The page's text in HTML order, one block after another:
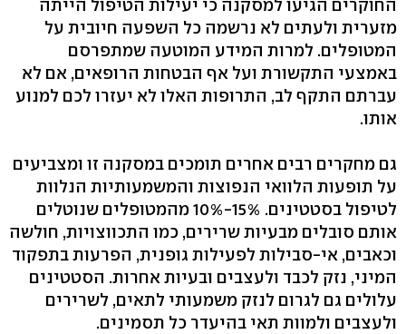
החוקרים הגיעו למסקנה כי יעילות הטיפול הייתה
מזערית ולעתים לא נרשמה כל השפעה חיובית על
המטופלים. למרות המידע המוטעה שמתפרסם
באמצעי התקשורת ועל אף הבטחות הרופאים, אם לא
עברתם התקף לב, התרופות האלו לא יעזרו לכם למנוע
אותו.
גם מחקרים רבים אחרים תומכים במסקנה זו ומצביעים
על תופעות הלוואי הנפוצות והמשמעותיות הנלוות
לטיפול בסטטינים. 15%-10% מהמטופלים שנוטלים
אותם סובלים מבעיות שרירים, כמו התכווצויות, חולשה
וכאבים, אי-סבילות לפעילות גופנית, הפרעות בתפקוד
המיני, נזק לכבד ולעצבים ובעיות אחרות. הסטטינים
עלולים גם לגרום לנזק משמעותי לתאים, לשרירים
ולעצבים ולמוות תאי בהיעדר כל תסמינים.